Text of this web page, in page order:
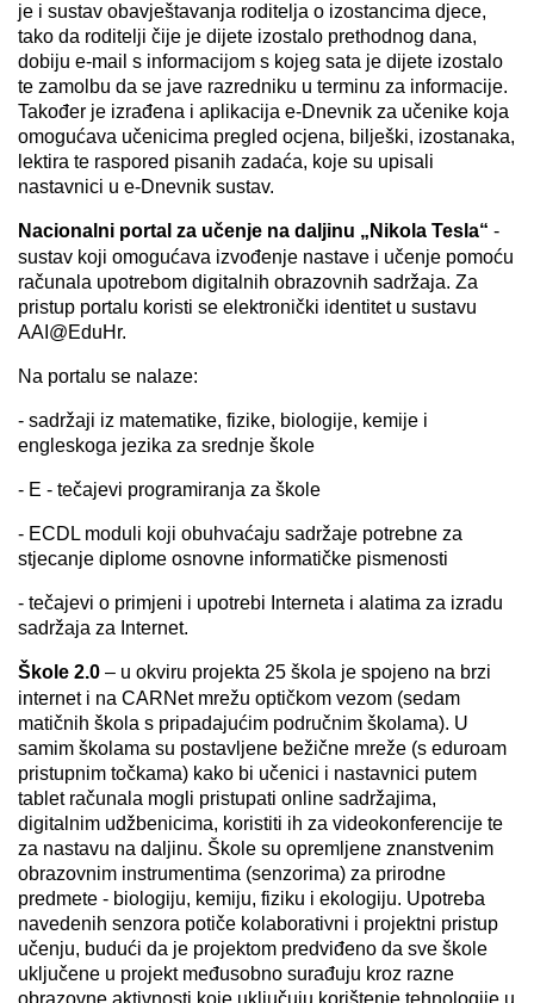
je i sustav obavještavanja roditelja o izostancima djece,
tako da roditelji čije je dijete izostalo prethodnog dana,
dobiju e-mail s informacijom s kojeg sata je dijete izostalo
te zamolbu da se jave razredniku u terminu za informacije.
Također je izrađena i aplikacija e-Dnevnik za učenike koja
omogućava učenicima pregled ocjena, bilješki, izostanaka,
lektira te raspored pisanih zadaća, koje su upisali
nastavnici u e-Dnevnik sustav.
Nacionalni portal za učenje na daljinu „Nikola Tesla“ -
sustav koji omogućava izvođenje nastave i učenje pomoću
računala upotrebom digitalnih obrazovnih sadržaja. Za
pristup portalu koristi se elektronički identitet u sustavu
AAI@EduHr.
Na portalu se nalaze:
- sadržaji iz matematike, fizike, biologije, kemije i
engleskoga jezika za srednje škole
- E - tečajevi programiranja za škole
- ECDL moduli koji obuhvaćaju sadržaje potrebne za
stjecanje diplome osnovne informatičke pismenosti
- tečajevi o primjeni i upotrebi Interneta i alatima za izradu
sadržaja za Internet.
Škole 2.0 – u okviru projekta 25 škola je spojeno na brzi
internet i na CARNet mrežu optičkom vezom (sedam
matičnih škola s pripadajućim područnim školama). U
samim školama su postavljene bežične mreže (s eduroam
pristupnim točkama) kako bi učenici i nastavnici putem
tablet računala mogli pristupati online sadržajima,
digitalnim udžbenicima, koristiti ih za videokonferencije te
za nastavu na daljinu. Škole su opremljene znanstvenim
obrazovnim instrumentima (senzorima) za prirodne
predmete - biologiju, kemiju, fiziku i ekologiju. Upotreba
navedenih senzora potiče kolaborativni i projektni pristup
učenju, budući da je projektom predviđeno da sve škole
uključene u projekt međusobno surađuju kroz razne